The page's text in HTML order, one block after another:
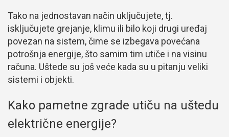
Tako na jednostavan način uključujete, tj.
isključujete grejanje, klimu ili bilo koji drugi uređaj
povezan na sistem, čime se izbegava povećana
potrošnja energije, što samim tim utiče i na visinu
računa. Uštede su još veće kada su u pitanju veliki
sistemi i objekti.
Kako pametne zgrade utiču na uštedu
električne energije?